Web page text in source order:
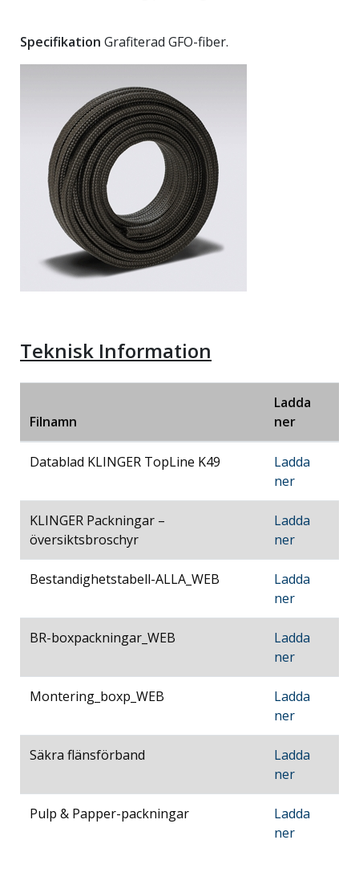
Specifikation Grafiterad GFO-fiber.
Teknisk Information
Filnamn
Ladda
ner
Datablad KLINGER TopLine K49
Ladda
ner
KLINGER Packningar –
översiktsbroschyr
Ladda
ner
Bestandighetstabell-ALLA_WEB
Ladda
ner
BR-boxpackningar_WEB
Ladda
ner
Montering_boxp_WEB
Ladda
ner
Säkra flänsförband
Ladda
ner
Pulp & Papper-packningar
Ladda
ner